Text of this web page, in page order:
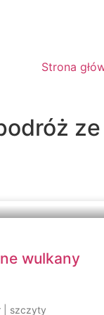
Strona
wulkany
| szczyty